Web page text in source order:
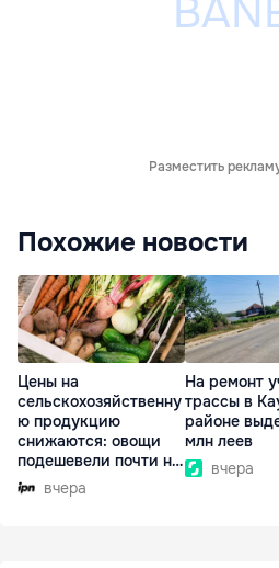
Разместить
Похожие новости
Цены на
сельскохозяйственну
ю продукцию
снижаются: овощи
подешевели почти на
30%вчера
На ремонт
трассы в
районе
млн леев
вчера